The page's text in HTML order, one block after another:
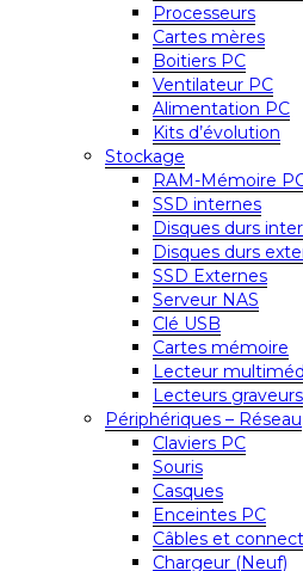
Processeurs
Cartes mères
Boitiers PC
Ventilateur PC
Alimentation PC
Kits d’évolution
Stockage
RAM-Mémoire
SSD internes
Disques durs
Disques durs
SSD Externes
Serveur NAS
Clé USB
Cartes mémoire
Lecteur
Lecteurs graveurs
Périphériques – Réseau
Claviers PC
Souris
Casques
Enceintes PC
Câbles et
Chargeur (Neuf)